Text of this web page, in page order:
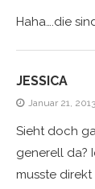
Haha….die
JESSICA
Januar 21,
Sieht doch
generell da?
musste